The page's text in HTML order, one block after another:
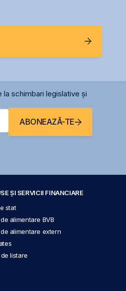
schimbari legislative și
ABONEAZĂ-TE
ȘI SERVICII FINANCIARE
stat
alimentare BVB
alimentare extern
listare